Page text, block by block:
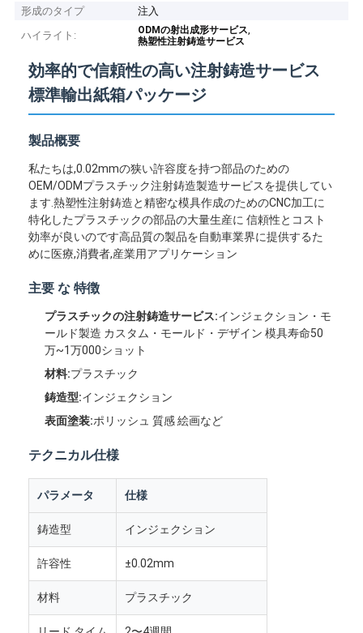
形成のタイプ
注入
ハイライト:
ODMの射出成形サービス,
熱塑性注射鋳造サービス
効率的で信頼性の高い注射鋳造サービス
標準輸出紙箱パッケージ
製品概要
私たちは,0.02mmの狭い許容度を持つ部品のための
OEM/ODMプラスチック注射鋳造製造サービスを提供してい
ます.熱塑性注射鋳造と精密な模具作成のためのCNC加工に
特化したプラスチックの部品の大量生産に 信頼性とコスト
効率が良いのです高品質の製品を自動車業界に提供するた
めに医療,消費者,産業用アプリケーション
主要 な 特徴
プラスチックの注射鋳造サービス:インジェクション・モ
ールド製造 カスタム・モールド・デザイン 模具寿命50
万~1万000ショット
材料:プラスチック
鋳造型:インジェクション
表面塗装:ポリッシュ 質感 絵画など
テクニカル仕様
パラメータ 仕様
鋳造型 インジェクション
許容性 ±0.02mm
材料 プラスチック